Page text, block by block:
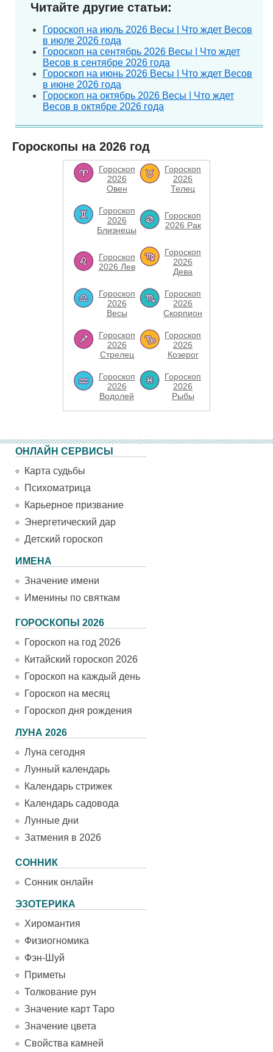
Читайте другие статьи:
Гороскоп на июль 2026 Весы | Что ждет Весов
в июле 2026 года
Гороскоп на сентябрь 2026 Весы | Что ждет
Весов в сентябре 2026 года
Гороскоп на июнь 2026 Весы | Что ждет Весов
в июне 2026 года
Гороскоп на октябрь 2026 Весы | Что ждет
Весов в октябре 2026 года
Гороскопы на 2026 год
Гороскоп
2026
Овен
Гороскоп
2026
Телец
Гороскоп
2026
Близнецы
Гороскоп
2026 Рак
Гороскоп
2026 Лев
Гороскоп
2026
Дева
Гороскоп
2026
Весы
Гороскоп
2026
Скорпион
Гороскоп
2026
Стрелец
Гороскоп
2026
Козерог
Гороскоп
2026
Водолей
Гороскоп
2026
Рыбы
ОНЛАЙН СЕРВИСЫ
Карта судьбы
Психоматрица
Карьерное призвание
Энергетический дар
Детский гороскоп
ИМЕНА
Значение имени
Именины по святкам
ГОРОСКОПЫ 2026
Гороскоп на год 2026
Китайский гороскоп 2026
Гороскоп на каждый день
Гороскоп на месяц
Гороскоп дня рождения
ЛУНА 2026
Луна сегодня
Лунный календарь
Календарь стрижек
Календарь садовода
Лунные дни
Затмения в 2026
СОННИК
Сонник онлайн
ЭЗОТЕРИКА
Хиромантия
Физиогномика
Фэн-Шуй
Приметы
Толкование рун
Значение карт Таро
Значение цвета
Свойства камней